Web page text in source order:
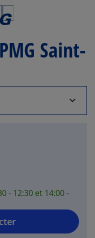
Saint-
- 12:30 et 14:00 -